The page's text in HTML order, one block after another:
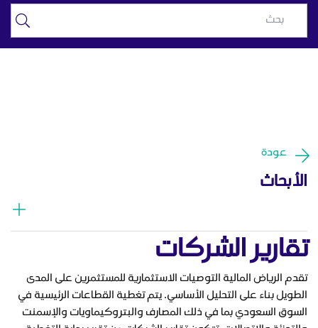
تخطي إلى المحتوى الرئيسي
تقارير الشركات - الرياض المالية
عودة
الأبحاث
تقارير الشركات
تقدم الرياض المالية التوصيات الاستثمارية للمستثمرين على المدى
الطويل بناء على التحليل الأساسي. يتم تغطية القطاعات الرئيسية في
السوق السعودي بما في ذلك المصارف والبتروكيماويات والإسمنت